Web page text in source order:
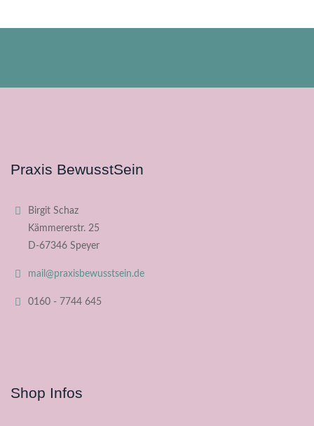
Praxis BewusstSein
Birgit Schaz
Kämmererstr. 25
D-67346 Speyer
mail@praxisbewusstsein.de
0160 - 7744 645
Shop Infos